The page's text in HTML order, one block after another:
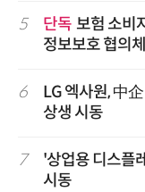
5 단독 보험 소비
정보보호 협의
6
LG 엑사원, 中
상생 시동
7
'상업용 디스플
시동